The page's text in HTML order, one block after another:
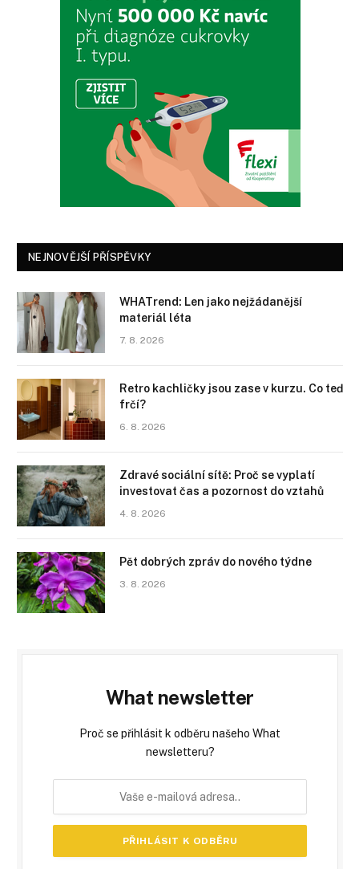
NEJNOVĚJŠÍ PŘÍSPĚVKY
WHATrend: Len jako nejžádanější
materiál léta
7. 8. 2026
Retro kachličky jsou zase v kurzu. Co teď
frčí?
6. 8. 2026
Zdravé sociální sítě: Proč se vyplatí
investovat čas a pozornost do vztahů
4. 8. 2026
Pět dobrých zpráv do nového týdne
3. 8. 2026
What newsletter
Proč se přihlásit k odběru našeho What
newsletteru?